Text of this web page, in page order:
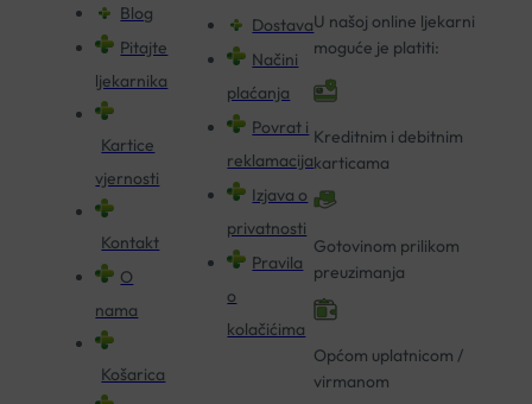
Blog
Pitajte
ljekarnika
Kartice
vjernosti
Kontakt
O
nama
Košarica
Dostava
Načini
plaćanja
Povrat i
reklamacija
Izjava o
privatnosti
Pravila
o
kolačićima
U našoj online ljekarni
moguće je platiti:
Kreditnim i debitnim
karticama
Gotovinom prilikom
preuzimanja
Općom uplatnicom /
virmanom